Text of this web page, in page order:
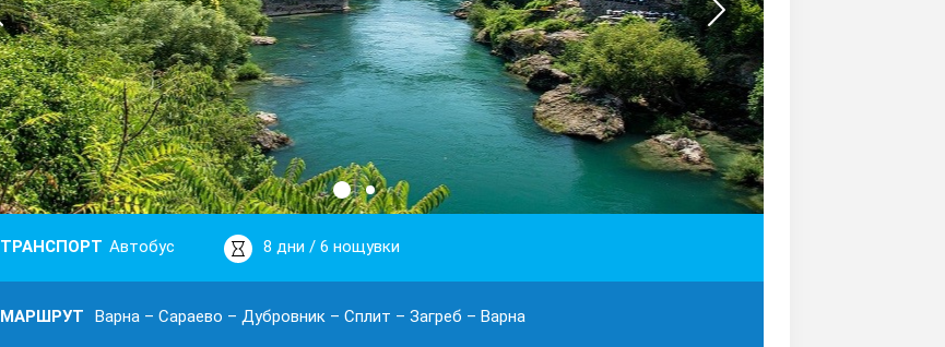
ТРАНСПОРТ Автобус 8 дни / 6 нощувки
МАРШРУТ Варна – Сараево – Дубровник – Сплит – Загреб – Варна